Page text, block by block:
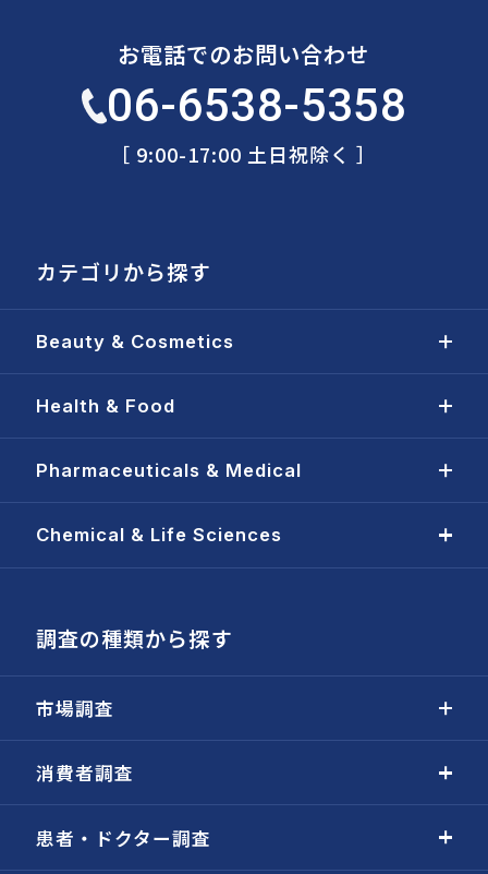
お電話でのお問い合わせ
06-6538-5358
［ 9:00-17:00 土日祝除く ］
カテゴリから探す
Beauty & Cosmetics
Health & Food
Pharmaceuticals & Medical
Chemical & Life Sciences
調査の種類から探す
市場調査
消費者調査
患者・ドクター調査